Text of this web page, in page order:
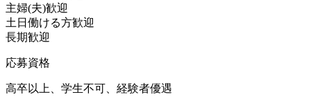
主婦(夫)歓迎
土日働ける方歓迎
長期歓迎
応募資格
高卒以上、学生不可、経験者優遇